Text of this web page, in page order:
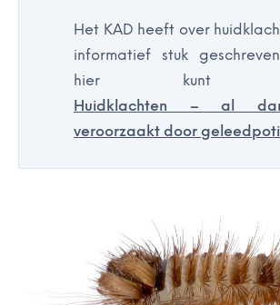
Het KAD heeft over
informatief stuk
hier kunt
Huidklachten – al
veroorzaakt door